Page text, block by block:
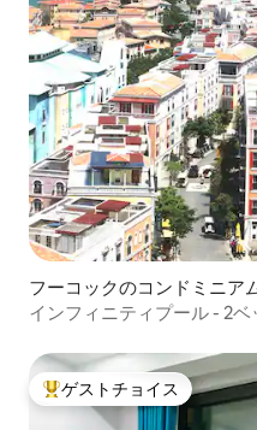
フーコックのコンドミニア
インフィニティプール - 2
大好評のゲストチョイスで
ゲストチョイス